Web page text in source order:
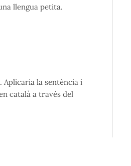
llengua petita.
Aplicaria la sentència i
català a través del